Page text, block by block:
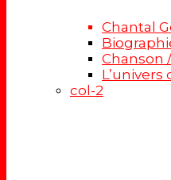
Chantal
Chanson
L’univers
col-2